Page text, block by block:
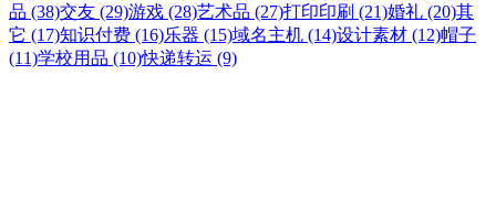
品 (38)交友 (29)游戏 (28)艺术品 (27)打印印刷 (21)婚礼 (20)其
它 (17)知识付费 (16)乐器 (15)域名主机 (14)设计素材 (12)帽子
(11)学校用品 (10)快递转运 (9)